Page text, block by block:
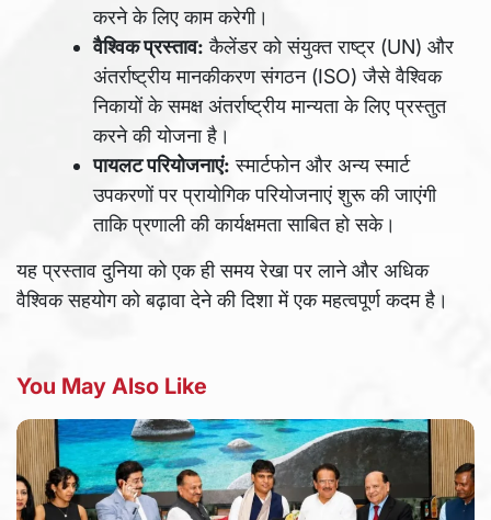
करने के लिए काम करेगी।
वैश्विक प्रस्ताव: कैलेंडर को संयुक्त राष्ट्र (UN) और
अंतर्राष्ट्रीय मानकीकरण संगठन (ISO) जैसे वैश्विक
निकायों के समक्ष अंतर्राष्ट्रीय मान्यता के लिए प्रस्तुत
करने की योजना है।
पायलट परियोजनाएं: स्मार्टफोन और अन्य स्मार्ट
उपकरणों पर प्रायोगिक परियोजनाएं शुरू की जाएंगी
ताकि प्रणाली की कार्यक्षमता साबित हो सके।
यह प्रस्ताव दुनिया को एक ही समय रेखा पर लाने और अधिक
वैश्विक सहयोग को बढ़ावा देने की दिशा में एक महत्वपूर्ण कदम है।
You May Also Like